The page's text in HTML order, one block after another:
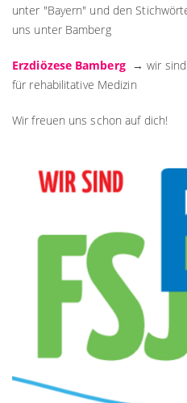
unter "Bayern" und den
uns unter Bamberg
Erzdiözese Bamberg → wir
für rehabilitative Medizin
Wir freuen uns schon auf dich!